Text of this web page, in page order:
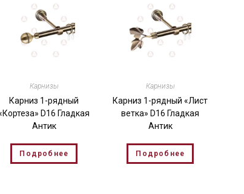
Карнизы
Карниз 1-рядный
D16 Гладкая
Антик
Подробнее
Карнизы
Карниз 1-рядный «Лист
ветка» D16 Гладкая
Антик
Подробнее